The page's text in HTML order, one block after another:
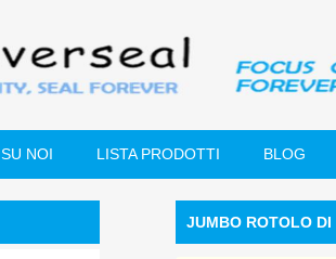
SU NOI LISTA PRODOTTI BLOG
JUMBO ROTOLO DI